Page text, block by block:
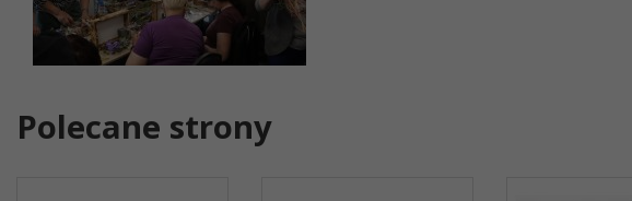
Polecane strony